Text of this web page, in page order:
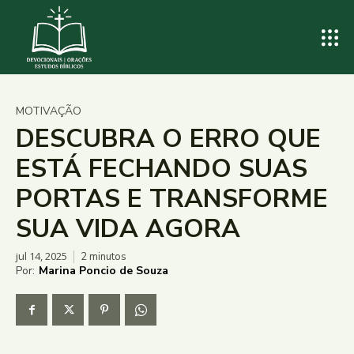
MOTIVAÇÃO
DESCUBRA O ERRO QUE
ESTÁ FECHANDO SUAS
PORTAS E TRANSFORME
SUA VIDA AGORA
jul 14, 2025 2minutos
Por: Marina Poncio de Souza